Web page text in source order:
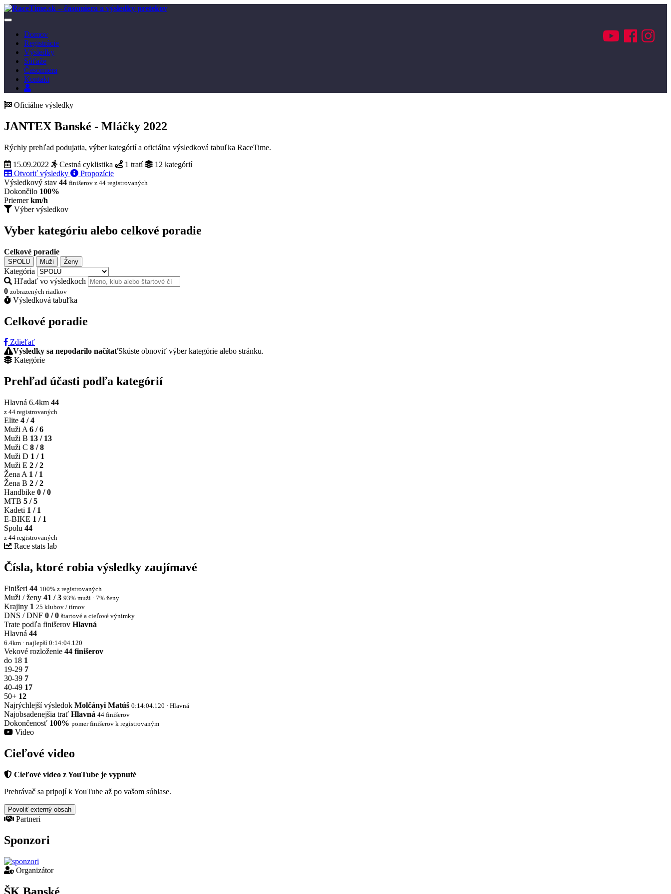
Toggle
navigationDomov
Registrácie
Výsledky
Súťaže
Časomiera
Kontakt
Prihlásenie
Oficiálne výsledky
JANTEX Banské - Mláčky 2022
Rýchly prehľad podujatia, výber kategórií a oficiálna výsledková tabuľka RaceTime.
15.09.2022
Cestná cyklistika 1 tratí
12 kategórií
Otvoriť výsledky
Propozície
Výsledkový stav 44 finišerov z 44 registrovaných
Dokončilo 100%
Priemer km/h
Výber výsledkov
Vyber kategóriu alebo celkové poradie
Celkové poradie
SPOLU Muži Ženy
Kategória
Hľadať vo výsledkoch
0 zobrazených riadkov
Výsledková tabuľka
Celkové poradie
Zdieľať
Výsledky sa nepodarilo načítaťSkúste obnoviť výber kategórie alebo stránku.
Kategórie
Prehľad účasti podľa kategórií
Hlavná 6.4km 44
z 44 registrovaných
Elite 4 / 4
Muži A 6 / 6
Muži B 13 / 13
Muži C 8 / 8
Muži D 1 / 1
Muži E 2 / 2
Žena A 1 / 1
Žena B 2 / 2
Handbike 0 / 0
MTB 5 / 5
Kadeti 1 / 1
E-BIKE 1 / 1
Spolu 44
z 44 registrovaných
Race stats lab
Čísla, ktoré robia výsledky zaujímavé
Finišeri 44 100% z registrovaných
Muži / ženy 41 / 3 93% muži · 7% ženy
Krajiny 1 25 klubov / tímov
DNS / DNF 0 / 0 štartové a cieľové výnimky
Trate podľa finišerov Hlavná
Hlavná 44
6.4km · najlepší 0:14:04.120
Vekové rozloženie 44 finišerov
do 18 1
19-29 7
30-39 7
40-49 17
50+ 12
Najrýchlejší výsledok Molčányi Matúš 0:14:04.120 · Hlavná
Najobsadenejšia trať Hlavná 44 finišerov
Dokončenosť 100% pomer finišerov k registrovaným
Video
Cieľové video
Cieľové video z YouTube je vypnuté
Prehrávač sa pripojí k YouTube až po vašom súhlase.
Povoliť externý obsah
Partneri
Sponzori
Organizátor
ŠK Banské